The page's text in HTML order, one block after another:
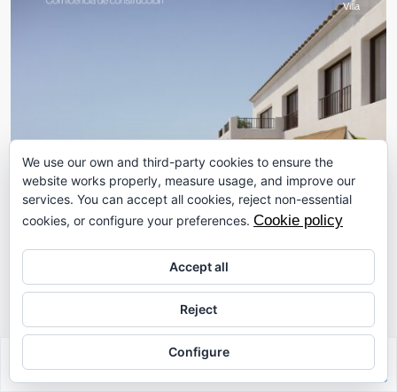
Villa
...
We use our own and third-party cookies to ensure the
website works properly, measure usage, and improve our
services. You can accept all cookies, reject non-essential
cookies, or configure your preferences. Cookie policy
Accept all
Reject
Configure